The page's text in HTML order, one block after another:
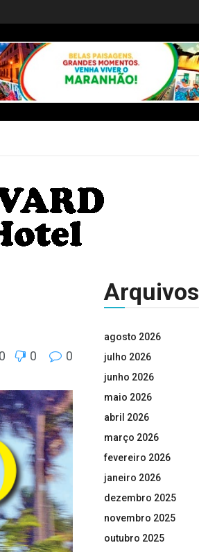
0 0 0
Arquivos
agosto 2026
julho 2026
junho 2026
maio 2026
abril 2026
março 2026
fevereiro 2026
janeiro 2026
dezembro 2025
novembro 2025
outubro 2025